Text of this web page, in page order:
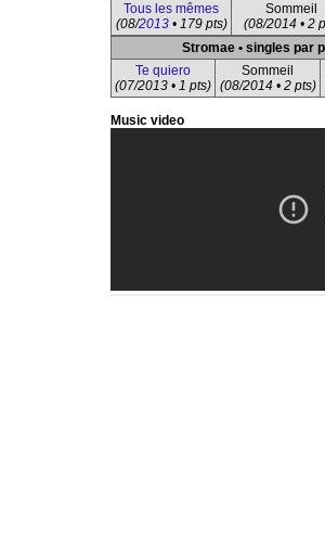
Tous les mêmes
(08/2013• 179 pts)
Sommeil
(08/2014 • 2
Stromae • singles par
Te quiero
(07/2013 • 1 pts)
Sommeil
(08/2014 • 2 pts)
Music video